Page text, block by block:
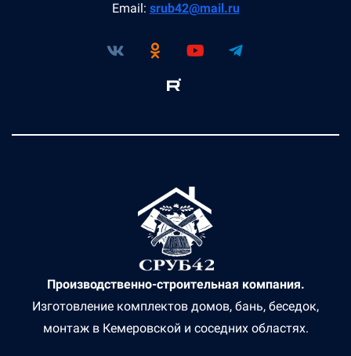
Email: srub42@mail.ru
Производственно-строительная компания.
Изготовление комплектов домов, бань, беседок,
монтаж в Кемеровской и соседних областях.